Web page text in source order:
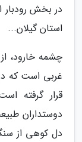
در بخش رودبار
استان گیلان...
چشمه خارود،
قرار گرفته
دوستداران
دل کوهی از